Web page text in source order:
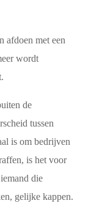
afdoen met een
wordt
de
tussen
is om bedrijven
is het voor
die
gelijke kappen.